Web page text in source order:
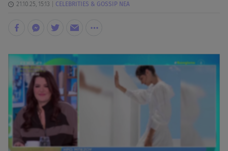
21.10.25, 15:13 CELEBRITIES & GOSSIP ΝΕΑ